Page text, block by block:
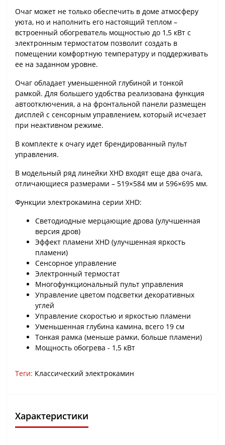
Очаг может не только обеспечить в доме атмосферу
уюта, но и наполнить его настоящий теплом –
встроенный обогреватель мощностью до 1,5 кВт с
электронным термостатом позволит создать в
помещении комфортную температуру и поддерживать
ее на заданном уровне.
Очаг обладает уменьшенной глубиной и тонкой
рамкой. Для большего удобства реализована функция
автоотключения, а на фронтальной панели размещен
дисплей с сенсорным управлением, который исчезает
при неактивном режиме.
В комплекте к очагу идет брендированный пульт
управления.
В модельный ряд линейки XHD входят еще два очага,
отличающиеся размерами – 519×584 мм и 596×695 мм.
Функции электрокамина серии XHD:
Светодиодные мерцающие дрова (улучшенная
версия дров)
Эффект пламени XHD (улучшенная яркость
пламени)
Сенсорное управление
Электронный термостат
Многофункциональный пульт управления
Управление цветом подсветки декоративных
углей
Управление скоростью и яркостью пламени
Уменьшенная глубина камина, всего 19 см
Тонкая рамка (меньше рамки, больше пламени)
Мощность обогрева - 1,5 кВт
Теги: Классический электрокамин
Характеристики